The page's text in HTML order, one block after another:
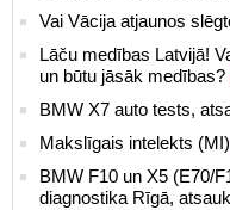
Vai Vācija atjaunos
Lāču medības Latvijā!
un būtu jāsāk medības?
BMW X7 auto tests,
Makslīgais intelekts (MI)
BMW F10 un X5 (E70/
diagnostika Rīgā,